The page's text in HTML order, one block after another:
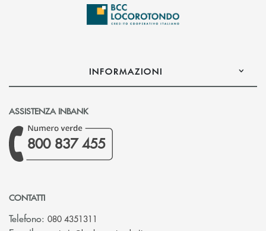
INFORMAZIONI
ASSISTENZA INBANK
800 837 455
CONTATTI
Telefono: 080 4351311